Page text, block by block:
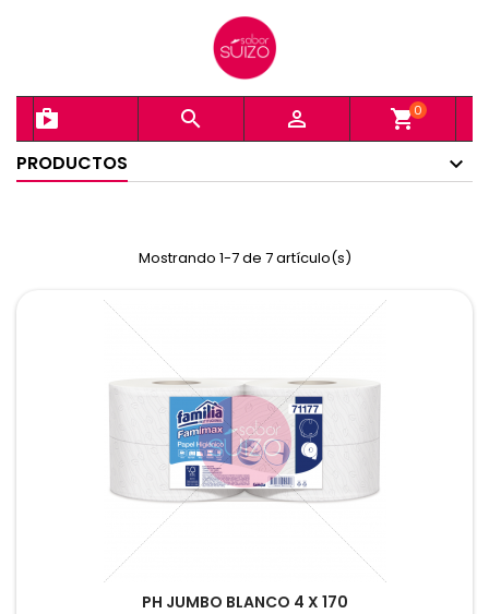
shopping_bag
  shopping_cart0
PRODUCTOS
Mostrando 1-7 de 7 artículo(s)
PH JUMBO BLANCO 4 X 170